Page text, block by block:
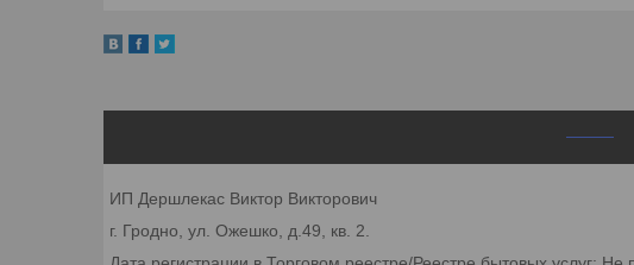
ИП Дершлекас Виктор Викторович
г. Гродно, ул. Ожешко, д.49, кв. 2.